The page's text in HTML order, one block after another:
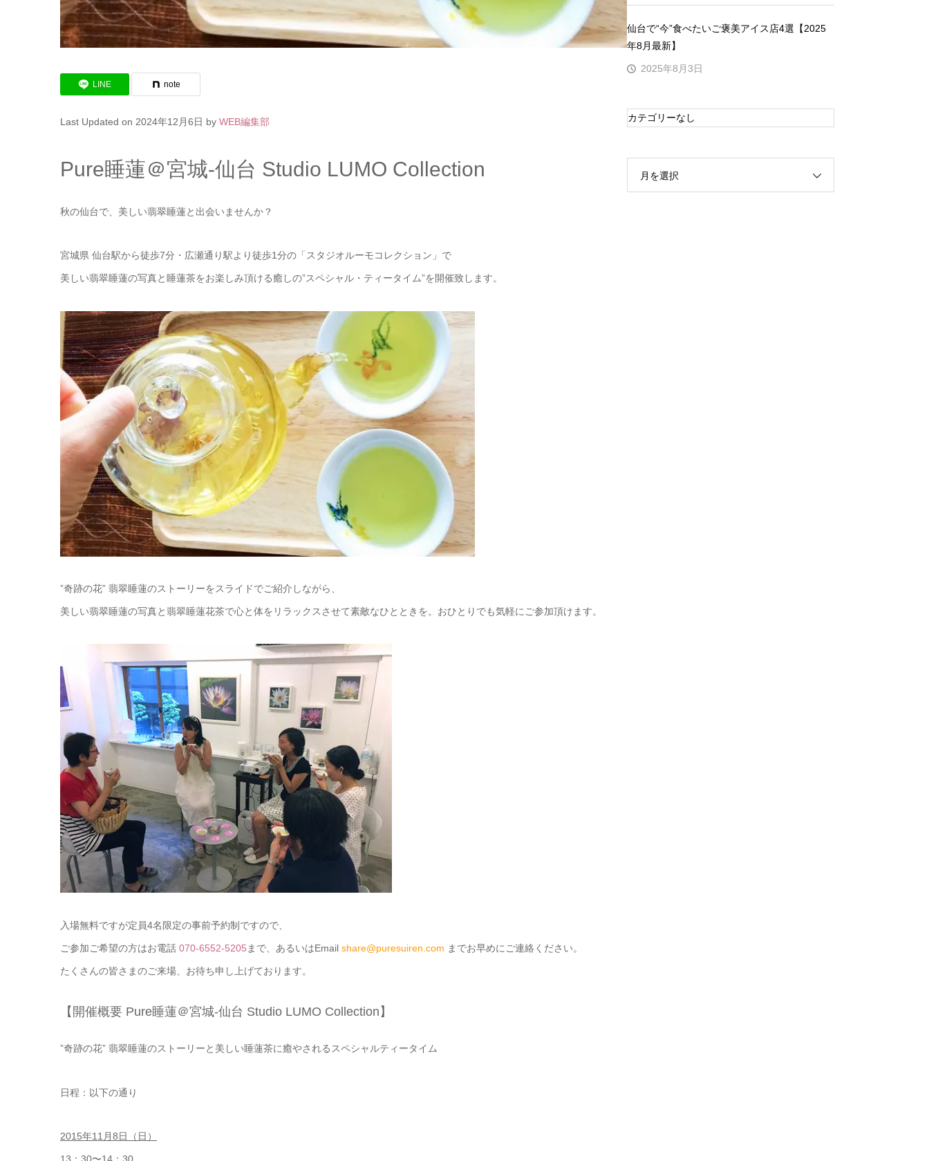
LINE note
Last Updated on 2024年12月6日 by WEB編集部
Pure睡蓮＠宮城-仙台 Studio LUMO Collection
秋の仙台で、美しい翡翠睡蓮と出会いませんか？
宮城県 仙台駅から徒歩7分・広瀬通り駅より徒歩1分の「スタジオルーモコレクション」で
美しい翡翠睡蓮の写真と睡蓮茶をお楽しみ頂ける癒しの”スペシャル・ティータイム”を開催致します。
”奇跡の花” 翡翠睡蓮のストーリーをスライドでご紹介しながら、
美しい翡翠睡蓮の写真と翡翠睡蓮花茶で心と体をリラックスさせて素敵なひとときを。おひとりでも気軽にご参加頂けます。
入場無料ですが定員4名限定の事前予約制ですので、
ご参加ご希望の方はお電話 070-6552-5205 まで、あるいはEmail share@puresuiren.com までお早めにご連絡ください。
たくさんの皆さまのご来場、お待ち申し上げております。
【開催概要 Pure睡蓮＠宮城-仙台 Studio LUMO Collection】
”奇跡の花” 翡翠睡蓮のストーリーと美しい睡蓮茶に癒やされるスペシャルティータイム
日程：以下の通り
2015年11月8日（日）
仙台で“今”食べたいご褒美アイス店4選【2025
年8月最新】
2025年8月3日
カテゴリーなし
月を選択